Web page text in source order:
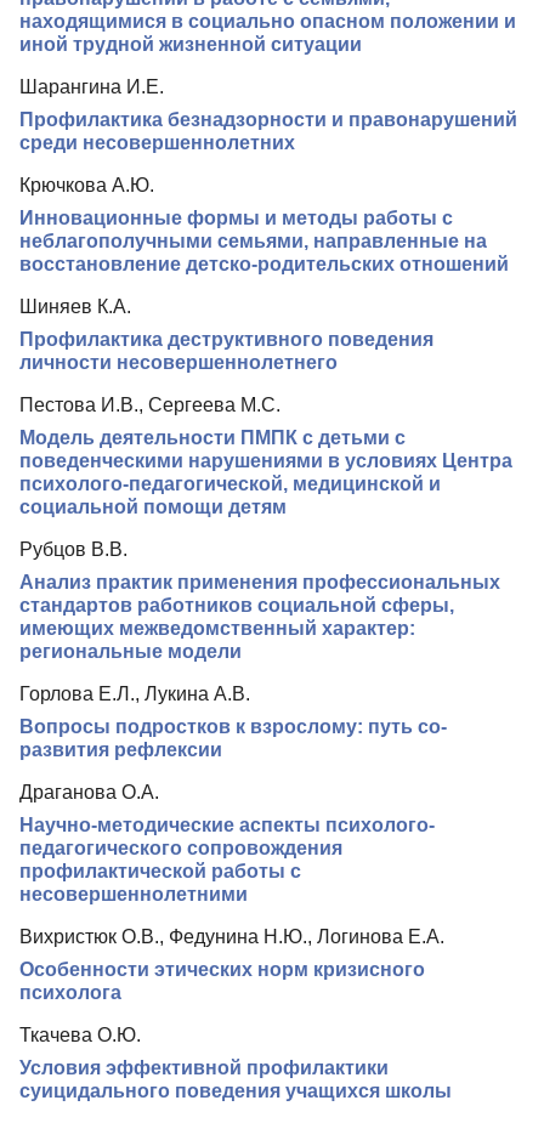
Контакты
находящимися в социально опасном положении и
иной трудной жизненной ситуации
Шарангина И.Е.
Профилактика безнадзорности и правонарушений
среди несовершеннолетних
Крючкова А.Ю.
Инновационные формы и методы работы с
неблагополучными семьями, направленные на
восстановление детско-родительских отношений
Шиняев К.А.
Профилактика деструктивного поведения
личности несовершеннолетнего
Пестова И.В., Сергеева М.С.
Модель деятельности ПМПК с детьми с
поведенческими нарушениями в условиях Центра
психолого-педагогической, медицинской и
социальной помощи детям
Рубцов В.В.
Анализ практик применения профессиональных
стандартов работников социальной сферы,
имеющих межведомственный характер:
региональные модели
Горлова Е.Л., Лукина А.В.
Вопросы подростков к взрослому: путь со-
развития рефлексии
Драганова О.А.
Научно-методические аспекты психолого-
педагогического сопровождения
профилактической работы с
несовершеннолетними
Вихристюк О.В., Федунина Н.Ю., Логинова Е.А.
Особенности этических норм кризисного
психолога
Ткачева О.Ю.
Условия эффективной профилактики
суицидального поведения учащихся школы